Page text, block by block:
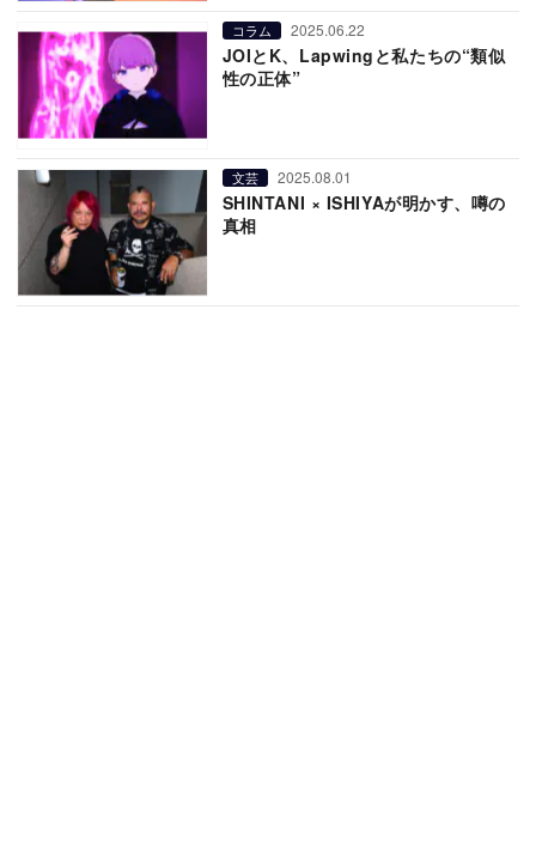
コラム 2025.06.22
JOIとK、Lapwingと私たちの“類似
性の正体”
文芸 2025.08.01
SHINTANI × ISHIYAが明かす、噂の
真相